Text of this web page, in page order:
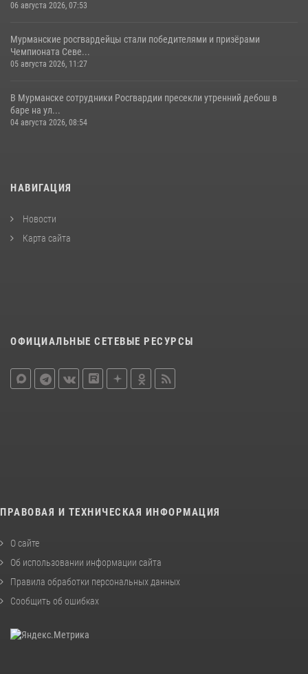
06 августа 2026, 07:53
Мурманские росгвардейцы стали победителями и призёрами
Чемпионата Севе...
05 августа 2026, 11:27
В Мурманске сотрудники Росгвардии пресекли утренний дебош в
баре на ул...
04 августа 2026, 08:54
НАВИГАЦИЯ
Новости
Карта сайта
ОФИЦИАЛЬНЫЕ СЕТЕВЫЕ РЕСУРСЫ
ПРАВОВАЯ И ТЕХНИЧЕСКАЯ ИНФОРМАЦИЯ
О сайте
Об использовании информации сайта
Правила обработки персональных данных
Сообщить об ошибках